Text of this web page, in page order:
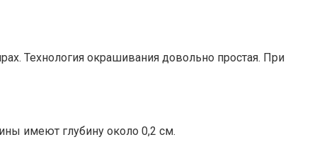
Технология окрашивания довольно простая. При
имеют глубину около 0,2 см.